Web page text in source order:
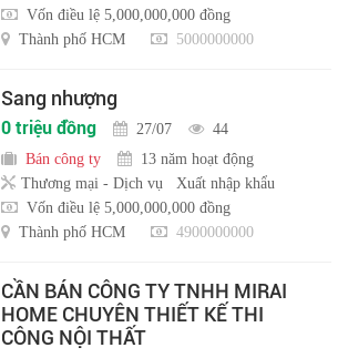
Vốn điều lệ 5,000,000,000 đồng
Thành phố HCM
5000000000
Sang nhượng
0 triệu đồng 27/07
44
Bán công ty
13 năm hoạt động
Thương mại - Dịch vụ
Xuất nhập khẩu
Vốn điều lệ 5,000,000,000 đồng
Thành phố HCM
4900000000
CẦN BÁN CÔNG TY TNHH MIRAI
HOME CHUYÊN THIẾT KẾ THI
CÔNG NỘI THẤT